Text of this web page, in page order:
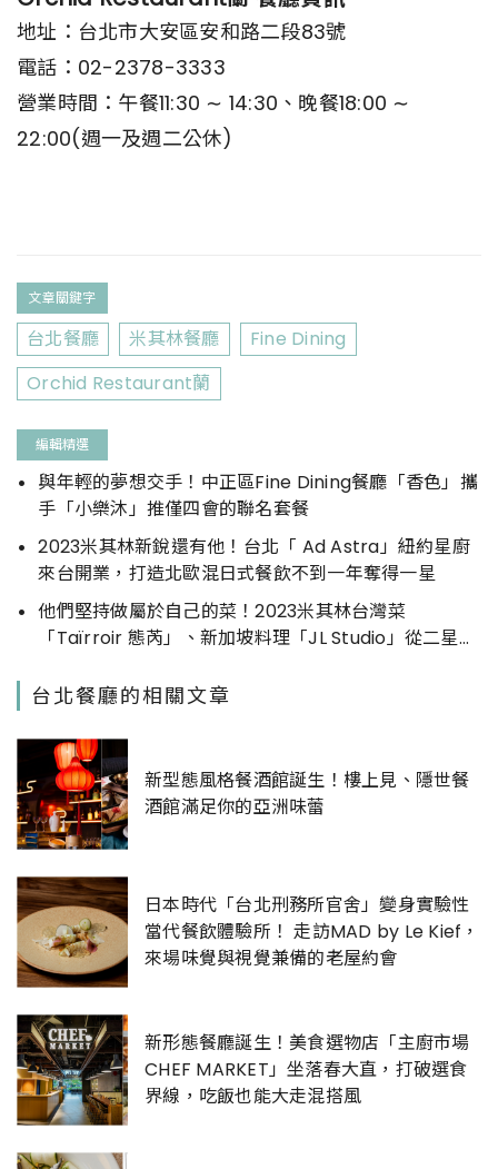
地址：台北市大安區安和路二段83號
電話：02-2378-3333
營業時間：午餐11:30 ∼ 14:30、晚餐18:00 ∼
22:00(週一及週二公休)
文章關鍵字
台北餐廳 米其林餐廳
Fine Dining
Orchid Restaurant蘭
編輯精選
與年輕的夢想交手！中正區Fine Dining餐廳「香色」攜
手「小樂沐」推僅四會的聯名套餐
2023米其林新銳還有他！台北「 Ad Astra」紐約星廚
來台開業，打造北歐混日式餐飲不到一年奪得一星
他們堅持做屬於自己的菜！2023米其林台灣菜
「Taïrroir 態芮」、新加坡料理「JL Studio」從二星晉
台北餐廳的相關文章
新型態風格餐酒館誕生！樓上見、隱世餐
酒館滿足你的亞洲味蕾
日本時代「台北刑務所官舍」變身實驗性
當代餐飲體驗所！ 走訪MAD by Le Kief，
來場味覺與視覺兼備的老屋約會
新形態餐廳誕生！美食選物店「主廚市場
CHEF MARKET」坐落春大直，打破選食
界線，吃飯也能大走混搭風